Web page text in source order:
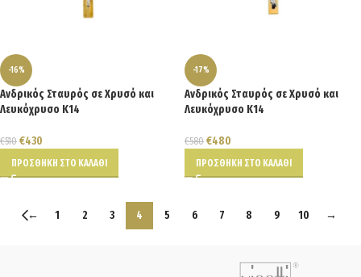
-16%
Ανδρικός Σταυρός σε Χρυσό και
Λευκόχρυσο Κ14
€510 €430
ΠΡΟΣΘΉΚΗ ΣΤΟ ΚΑΛΆΘΙ
-17%
Ανδρικός Σταυρός σε Χρυσό και
Λευκόχρυσο Κ14
€580 €480
ΠΡΟΣΘΉΚΗ ΣΤΟ ΚΑΛΆΘΙ
← 1 2 3 4 5 6 7 8 9 10 →